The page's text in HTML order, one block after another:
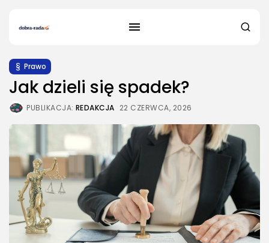
Prawo
​Jak dzieli się spadek?
PUBLIKACJA: REDAKCJA 22 CZERWCA, 2026